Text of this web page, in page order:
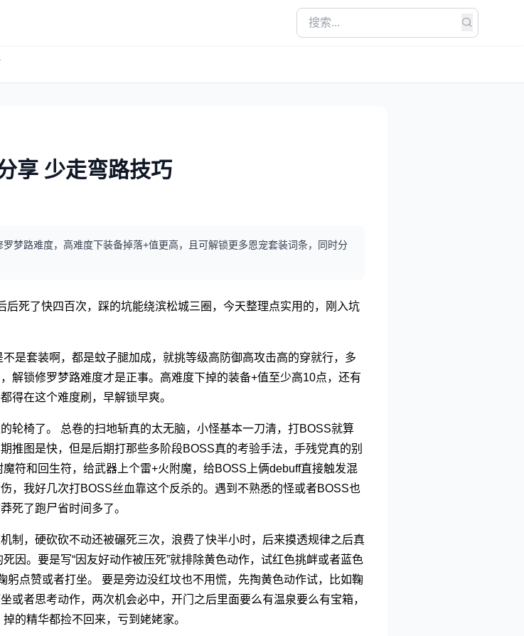
享 少走弯路技巧
梦路难度，高难度下装备掉落+值更高，且可解锁更多恩宠套装词条，同时分
死了快四百次，踩的坑能绕滨松城三圈，今天整理点实用的，刚入坑
是套装啊，都是蚊子腿加成，就挑等级高防御高攻击高的穿就行，多
解锁修罗梦路难度才是正事。高难度下掉的装备+值至少高10点，还有
得在这个难度刷，早解锁早爽。
轮椅了。 总卷的扫地斩真的太无脑，小怪基本一刀清，打BOSS就算
推图是快，但是后期打那些多阶段BOSS真的考验手法，手残党真的别
符和回生符，给武器上个雷+火附魔，给BOSS上俩debuff直接触发混
，我好几次打BOSS丝血靠这个反杀的。遇到不熟悉的怪或者BOSS也
死了跑尸省时间多了。
制，硬砍砍不动还被碾死三次，浪费了快半小时，后来摸透规律之后真
因。要是写“因友好动作被压死”就排除黄色动作，试红色挑衅或者蓝色
躬点赞或者打坐。 要是旁边没红坟也不用慌，先掏黄色动作试，比如鞠
或者思考动作，两次机会必中，开门之后里面要么有温泉要么有宝箱，
的精华都捡不回来，亏到姥姥家。